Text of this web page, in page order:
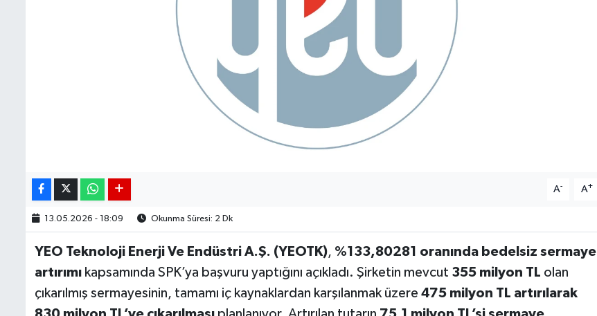
A- A+
13.05.2026 - 18:09 Okunma Süresi: 2 Dk
YEO Teknoloji Enerji Ve Endüstri A.Ş. (YEOTK), %133,80281 oranında bedelsiz sermaye
artırımı kapsamında SPK’ya başvuru yaptığını açıkladı. Şirketin mevcut 355 milyon TL olan
çıkarılmış sermayesinin, tamamı iç kaynaklardan karşılanmak üzere 475 milyon TL artırılarak